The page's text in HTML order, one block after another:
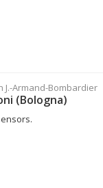
J.-Armand-Bombardier
(Bologna)